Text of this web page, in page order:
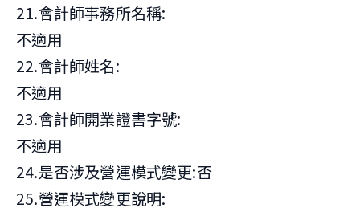
21.會計師事務所名稱:
不適用
22.會計師姓名:
不適用
23.會計師開業證書字號:
不適用
24.是否涉及營運模式變更:否
25.營運模式變更說明: